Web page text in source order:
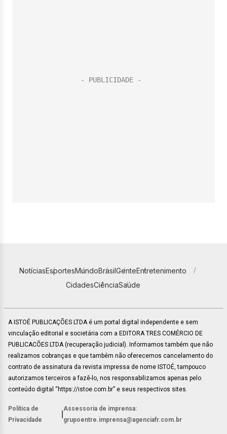
NotíciasEsportesMundoBrasilGenteEntretenimento
CidadesCiênciaSaúde
A ISTOÉ PUBLICAÇÕES LTDA é um portal digital independente e sem
vinculação editorial e societária com a EDITORA TRES COMÉRCIO DE
PUBLICACÕES LTDA (recuperação judicial). Informamos também que não
realizamos cobranças e que também não oferecemos cancelamento do
contrato de assinatura da revista impressa de nome ISTOÉ, tampouco
autorizamos terceiros a fazê-lo, nos responsabilizamos apenas pelo
conteúdo digital “https://istoe.com.br” e seus respectivos sites.
Política de
Privacidade
Assessoria de imprensa:
grupoentre.imprensa@agenciafr.com.br